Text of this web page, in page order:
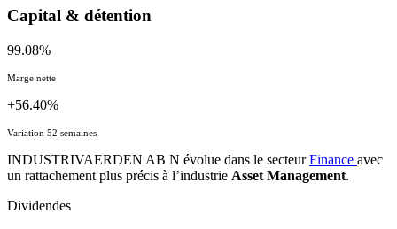
Capital & détention
99.08%
Marge nette
+56.40%
Variation 52 semaines
INDUSTRIVAERDEN AB N évolue dans le secteurFinance avec
un rattachement plus précis à l’industrie Asset Management.
Dividendes